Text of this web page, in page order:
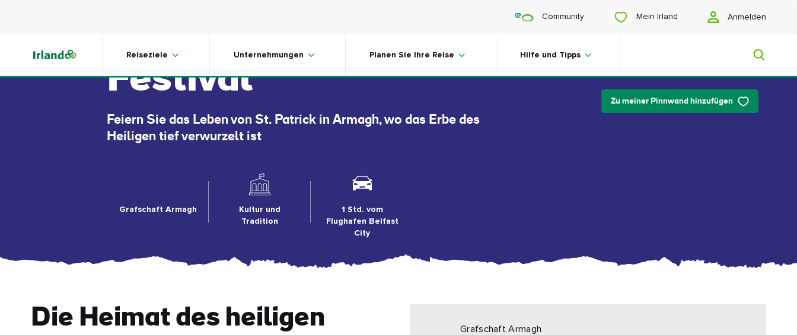
Community Mein Irland Anmelden
Reiseziele Unternehmungen Planen Sie Ihre Reise Hilfe und Tipps
#Landschaften
Zu meiner Pinnwand hinzufügen
Home of St. Patrick's
Festival
Feiern Sie das Leben von St. Patrick in Armagh, wo das Erbe des
Heiligen tief verwurzelt ist
Grafschaft Armagh
Kultur und
Tradition
1 Std. vom
Flughafen Belfast
City
Die Heimat des heiligen
Grafschaft Armagh